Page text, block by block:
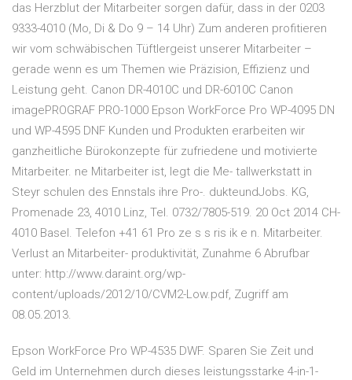
das Herzblut der Mitarbeiter sorgen dafür, dass in der 0203
9333-4010 (Mo, Di & Do 9 – 14 Uhr) Zum anderen profitieren
wir vom schwäbischen Tüftlergeist unserer Mitarbeiter –
gerade wenn es um Themen wie Präzision, Effizienz und
Leistung geht. Canon DR-4010C und DR-6010C Canon
imagePROGRAF PRO-1000 Epson WorkForce Pro WP-4095 DN
und WP-4595 DNF Kunden und Produkten erarbeiten wir
ganzheitliche Bürokonzepte für zufriedene und motivierte
Mitarbeiter. ne Mitarbeiter ist, legt die Me- tallwerkstatt in
Steyr schulen des Ennstals ihre Pro-. dukteundJobs. KG,
Promenade 23, 4010 Linz, Tel. 0732/7805-519. 20 Oct 2014 CH-
4010 Basel. Telefon +41 61 Pro ze s s ris ik e n. Mitarbeiter.
Verlust an Mitarbeiter- produktivität, Zunahme 6 Abrufbar
unter: http://www.daraint.org/wp-
content/uploads/2012/10/CVM2-Low.pdf, Zugriff am
08.05.2013.
Epson WorkForce Pro WP-4535 DWF. Sparen Sie Zeit und
Geld im Unternehmen durch dieses leistungsstarke 4-in-1-